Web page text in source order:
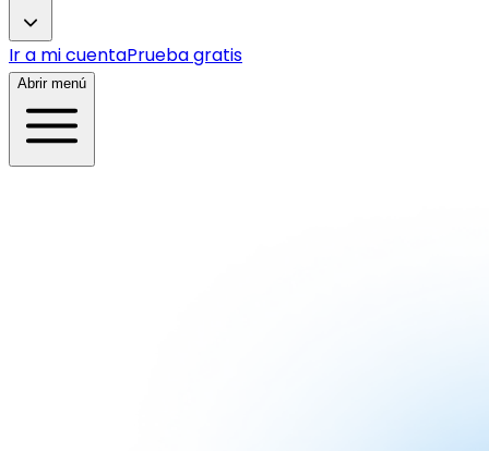
Ir a mi cuentaPrueba gratis
Abrir menú